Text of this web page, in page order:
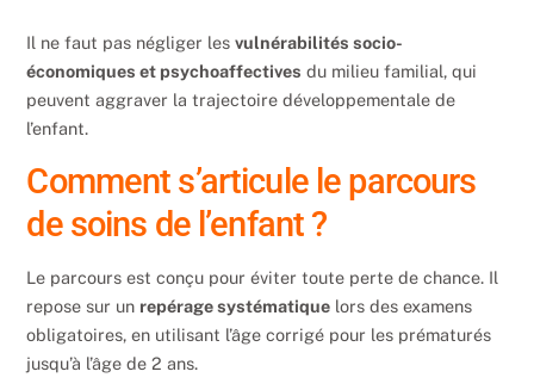
Il ne faut pas négliger lesvulnérabilités socio-
économiques et psychoaffectives du milieu familial, qui
peuvent aggraver la trajectoire développementale de
l’enfant.
Comment s’articule le parcours
de soins de l’enfant ?
Le parcours est conçu pour éviter toute perte de chance. Il
repose sur un repérage systématique lors des examens
obligatoires, en utilisant l’âge corrigé pour les prématurés
jusqu’à l’âge de 2 ans.